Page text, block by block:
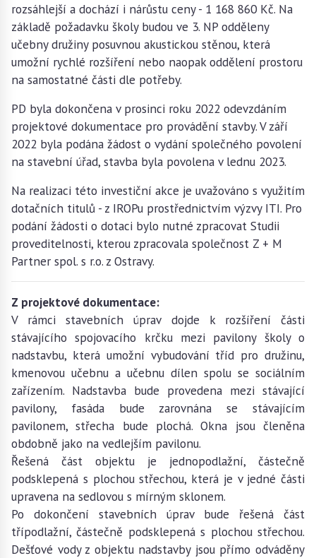
rozsáhlejší a dochází i nárůstu ceny - 1 168 860 Kč. Na
základě požadavku školy budou ve 3. NP odděleny
učebny družiny posuvnou akustickou stěnou, která
umožní rychlé rozšíření nebo naopak oddělení prostoru
na samostatné části dle potřeby.
PD byla dokončena v prosinci roku 2022 odevzdáním
projektové dokumentace pro provádění stavby. V září
2022 byla podána žádost o vydání společného povolení
na stavební úřad, stavba byla povolena v lednu 2023.
Na realizaci této investiční akce je uvažováno s využitím
dotačních titulů - z IROPu prostřednictvím výzvy ITI. Pro
podání žádosti o dotaci bylo nutné zpracovat Studii
proveditelnosti, kterou zpracovala společnost Z + M
Partner spol. s r.o. z Ostravy.
Z projektové dokumentace:
V rámci stavebních úprav dojde k rozšíření části
stávajícího spojovacího krčku mezi pavilony školy o
nadstavbu, která umožní vybudování tříd pro družinu,
kmenovou učebnu a učebnu dílen spolu se sociálním
zařízením. Nadstavba bude provedena mezi stávající
pavilony, fasáda bude zarovnána se stávajícím
pavilonem, střecha bude plochá. Okna jsou členěna
obdobně jako na vedlejším pavilonu.
Řešená část objektu je jednopodlažní, částečně
podsklepená s plochou střechou, která je v jedné části
upravena na sedlovou s mírným sklonem.
Po dokončení stavebních úprav bude řešená část
třípodlažní, částečně podsklepená s plochou střechou.
Dešťové vody z objektu nadstavby jsou přímo odváděny